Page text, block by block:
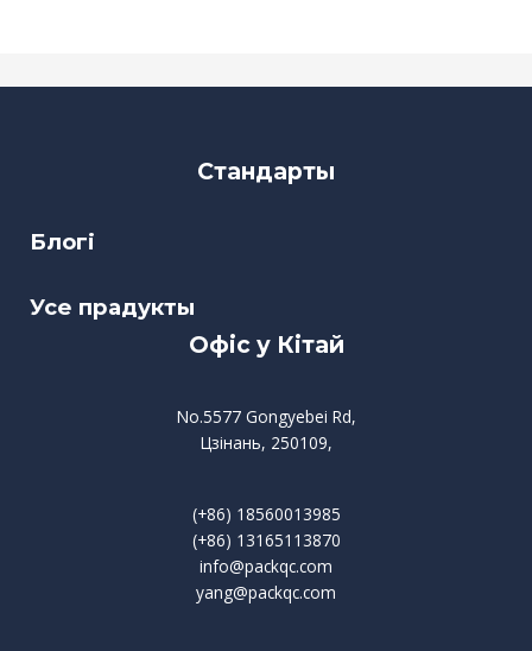
Стандарты
Блогі
Усе прадукты
Офіс у Кітай
No.5577 Gongyebei Rd,
Цзінань, 250109,
(+86) 18560013985
(+86) 13165113870
info@packqc.com
yang@packqc.com